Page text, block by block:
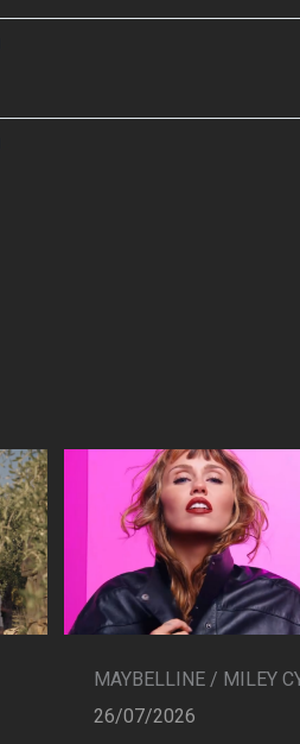
MAYBELLINE / MILEY
26/07/2026